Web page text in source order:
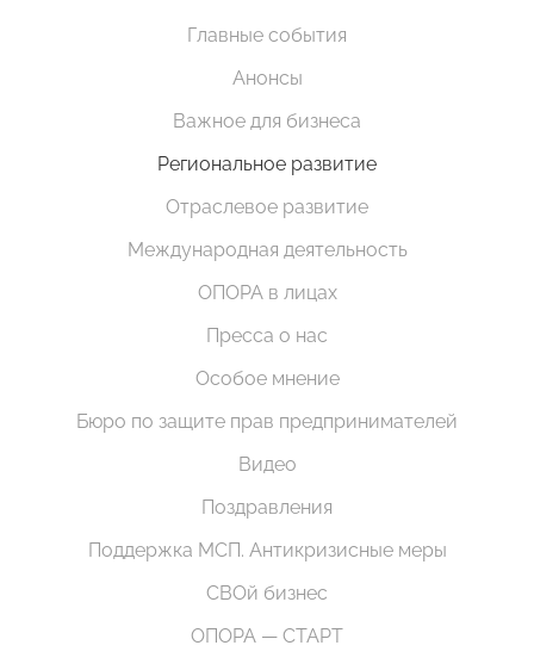
Главные события
Анонсы
Важное для бизнеса
Региональное развитие
Отраслевое развитие
Международная деятельность
ОПОРА в лицах
Пресса о нас
Особое мнение
Бюро по защите прав предпринимателей
Видео
Поздравления
Поддержка МСП. Антикризисные меры
СВОй бизнес
ОПОРА — СТАРТ